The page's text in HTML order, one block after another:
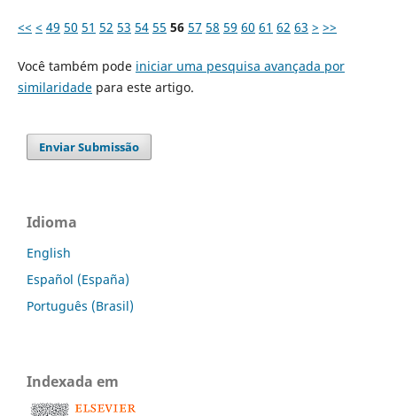
<< < 49 50 51 52 53 54 55 56 57 58 59 60 61 62 63 > >>
Você também pode iniciar uma pesquisa avançada por
similaridadepara este artigo.
Enviar Submissão
Idioma
English
Español (España)
Português (Brasil)
Indexada em